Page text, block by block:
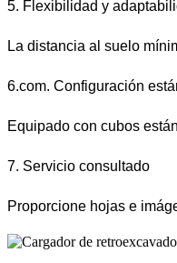
5. Flexibilidad y
La distancia al suelo
6.com. Configuración
Equipado con cubos
7. Servicio consultado
Proporcione hojas e